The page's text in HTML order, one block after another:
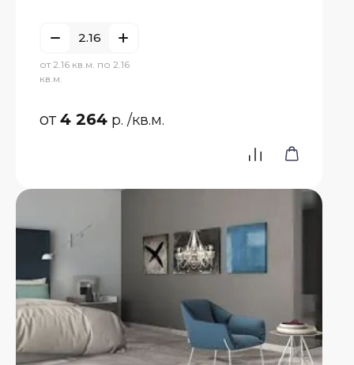
от 2.16 кв.м. по 2.16
кв.м.
от4 264 р. /кв.м.